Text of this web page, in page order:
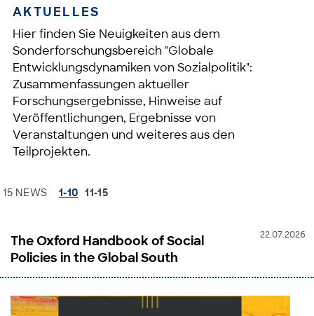
AKTUELLES
Hier finden Sie Neuigkeiten aus dem
Sonderforschungsbereich "Globale
Entwicklungsdynamiken von Sozialpolitik":
Zusammenfassungen aktueller
Forschungsergebnisse, Hinweise auf
Veröffentlichungen, Ergebnisse von
Veranstaltungen und weiteres aus den
Teilprojekten.
15 NEWS 1-10 11-15
22.07.2026
The Oxford Handbook of Social
Policies in the Global South